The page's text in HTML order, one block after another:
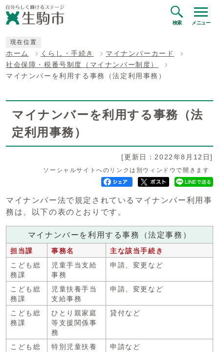
検索 メニュー
現在位置
ホーム くらし・手続き
マイナンバーカード
社会保障・税番号制度（マイナンバー制度）
マイナンバーを利用する事務（法定利用事務）
マイナンバーを利用する事務（法
定利用事務）
[更新日：2022年8月12日]
ソーシャルサイトへのリンクは別ウィンドウで開きます
マイナンバー法で規定されているマイナンバー利用事
務は、以下の表のとおりです。
マイナンバーを利用する事務（法定事務）
担当課 事務名
主な該当手続き
こども総
務課
児童手当支給
事務
申請、変更など
こども総
務課
児童扶養手当
支給事務
申請、変更など
こども総
務課
ひとり親家庭
等支援関係事
務
貸付など
こども総
特別児童扶養
申請など